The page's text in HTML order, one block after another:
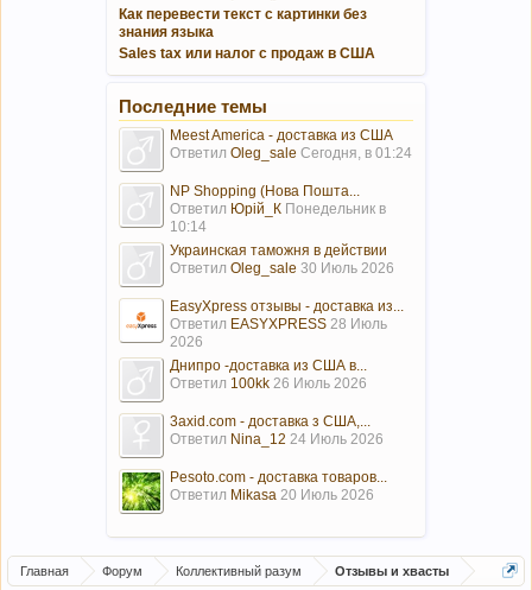
Как перевести текст с картинки без
знания языка
Sales tax или налог с продаж в США
Последние темы
Meest America - доставка из США
Ответил Oleg_sale Сегодня, в 01:24
NP Shopping (Нова Пошта...
Ответил Юрій_К Понедельник в
10:14
Украинская таможня в действии
Ответил Oleg_sale 30 Июль 2026
EasyXpress отзывы - доставка из...
Ответил EASYXPRESS 28 Июль
2026
Днипро -доставка из США в...
Ответил 100kk 26 Июль 2026
3axid.com - доставка з США,...
Ответил Nina_12 24 Июль 2026
Pesoto.com - доставка товаров...
Ответил Mikasa 20 Июль 2026
Главная Форум Коллективный разум Отзывы и хвасты